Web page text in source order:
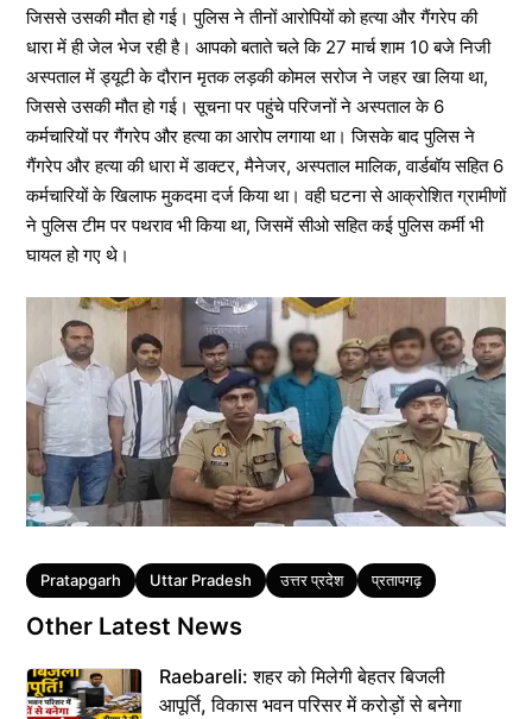
जिससे उसकी मौत हो गई। पुलिस ने तीनों आरोपियों को हत्या और गैंगरेप की
धारा में ही जेल भेज रही है। आपको बताते चले कि 27 मार्च शाम 10 बजे निजी
अस्पताल में ड्यूटी के दौरान मृतक लड़की कोमल सरोज ने जहर खा लिया था,
जिससे उसकी मौत हो गई। सूचना पर पहुंचे परिजनों ने अस्पताल के 6
कर्मचारियों पर गैंगरेप और हत्या का आरोप लगाया था। जिसके बाद पुलिस ने
गैंगरेप और हत्या की धारा में डाक्टर, मैनेजर, अस्पताल मालिक, वार्डबॉय सहित 6
कर्मचारियों के खिलाफ मुकदमा दर्ज किया था। वही घटना से आक्रोशित ग्रामीणों
ने पुलिस टीम पर पथराव भी किया था, जिसमें सीओ सहित कई पुलिस कर्मी भी
घायल हो गए थे।
Tags
Pratapgarh Uttar Pradesh उत्तर प्रदेश प्रतापगढ़
Other Latest News
Raebareli: शहर को मिलेगी बेहतर बिजली
आपूर्ति, विकास भवन परिसर में करोड़ों से बनेगा